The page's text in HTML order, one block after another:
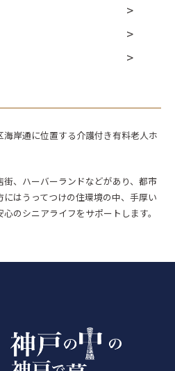
岸通に位置する介護付き有料老人ホ
、ハーバーランドなどがあり、都市
はうってつけの住環境の中、手厚い
のシニアライフをサポートします。